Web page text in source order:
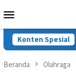
ke
Mobile
Konten Spesial
Beranda Olahraga